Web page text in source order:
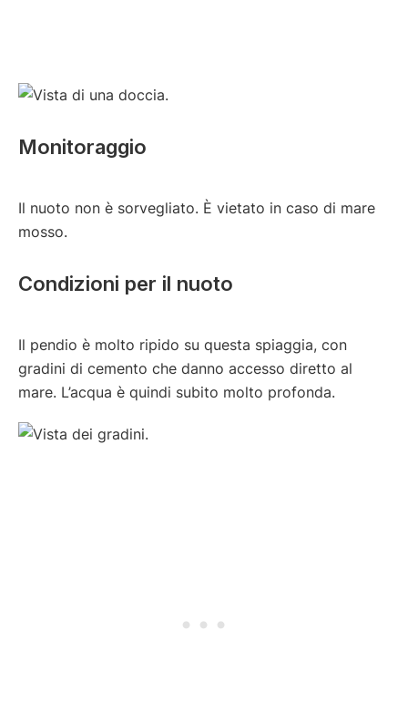
Monitoraggio
Il nuoto non è sorvegliato. È vietato in caso di mare
mosso.
Condizioni per il nuoto
Il pendio è molto ripido su questa spiaggia, con
gradini di cemento che danno accesso diretto al
mare. L’acqua è quindi subito molto profonda.